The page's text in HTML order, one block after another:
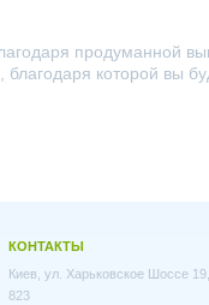
продуманной
благодаря которой вы
КОНТАКТЫ
Киев, ул. Харьковское Шоссе
823